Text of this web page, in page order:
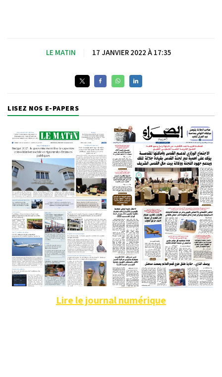
LE MATIN 17 JANVIER 2022 À 17:35
LISEZ NOS E-PAPERS
Lire le journal numérique